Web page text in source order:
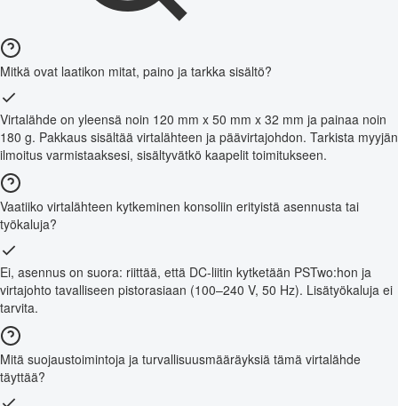
Mitkä ovat laatikon mitat, paino ja tarkka sisältö?
Virtalähde on yleensä noin 120 mm x 50 mm x 32 mm ja painaa noin
180 g. Pakkaus sisältää virtalähteen ja päävirtajohdon. Tarkista myyjän
ilmoitus varmistaaksesi, sisältyvätkö kaapelit toimitukseen.
Vaatiiko virtalähteen kytkeminen konsoliin erityistä asennusta tai
työkaluja?
Ei, asennus on suora: riittää, että DC-liitin kytketään PSTwo:hon ja
virtajohto tavalliseen pistorasiaan (100–240 V, 50 Hz). Lisätyökaluja ei
tarvita.
Mitä suojaustoimintoja ja turvallisuusmääräyksiä tämä virtalähde
täyttää?